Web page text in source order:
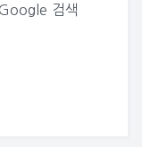
Google 검색